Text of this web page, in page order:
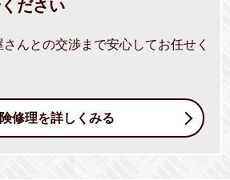
ださい
んとの交渉まで安心してお任せく
修理を詳しくみる